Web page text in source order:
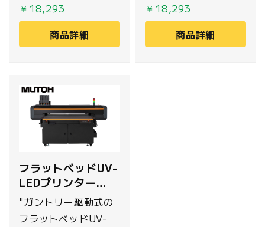
￥18,293
商品詳細
￥18,293
商品詳細
フラットベッドUV-
LEDプリンター
MUTOH
"ガントリー駆動式の
フラットベッドUV-